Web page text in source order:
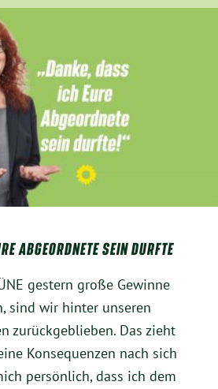
ABGEORDNETE SEIN DURFTE
gestern große Gewinne
sind wir hinter unseren
zurückgeblieben. Das zieht
Konsequenzen nach sich
persönlich, dass ich dem